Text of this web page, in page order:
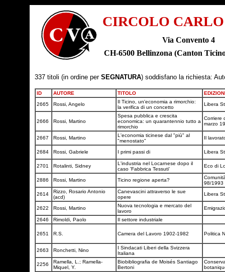
CIRCOLO
Via Convento 4
CH-6500 Bellinzona (Canton
337 titoli (in ordine per SEGNATURA) soddisfano la richiesta:
ID AUTORE TITOLO
2665
Rossi, Angelo
Il Ticino, un'economia a rimorchio:
la verifica di un concetto
Libera
2666 Rossi, Martino
Spesa pubblica e crescita
economica: un quarantennio tutto a
rimorchio
Corriere
marzo
2667 Rossi, Martino
L'economia ticinese dal "più" al
"menostato"
Il
2684 Rossi, Gabriele I primi passi di Libera
2701 Rotalinti, Sidney
L'industria nel Locarnese dopo il
caso 'Fabbrica Tessuti'
Eco di
2886 Rossi, Martino Ticino regione aperta?
98/1993
2614
Rizzo, Rosario Antonio
(acd)
Canevascini attraverso le sue
opere
Libera
2622 Rossi, Martino
Nuova tecnologia e mercato del
lavoro
2646 Rimoldi, Paolo Il settore industriale
2651 R.S. Camera del Lavoro 1902-1982 Politica
2663 Ronchetti, Nino
I Sindacati Liberi della Svizzera
Italiana
2256
Ramella, L.; Ramella-
Miquel, Y.
Biobibliografia de Moisés Santiago
Bertoni